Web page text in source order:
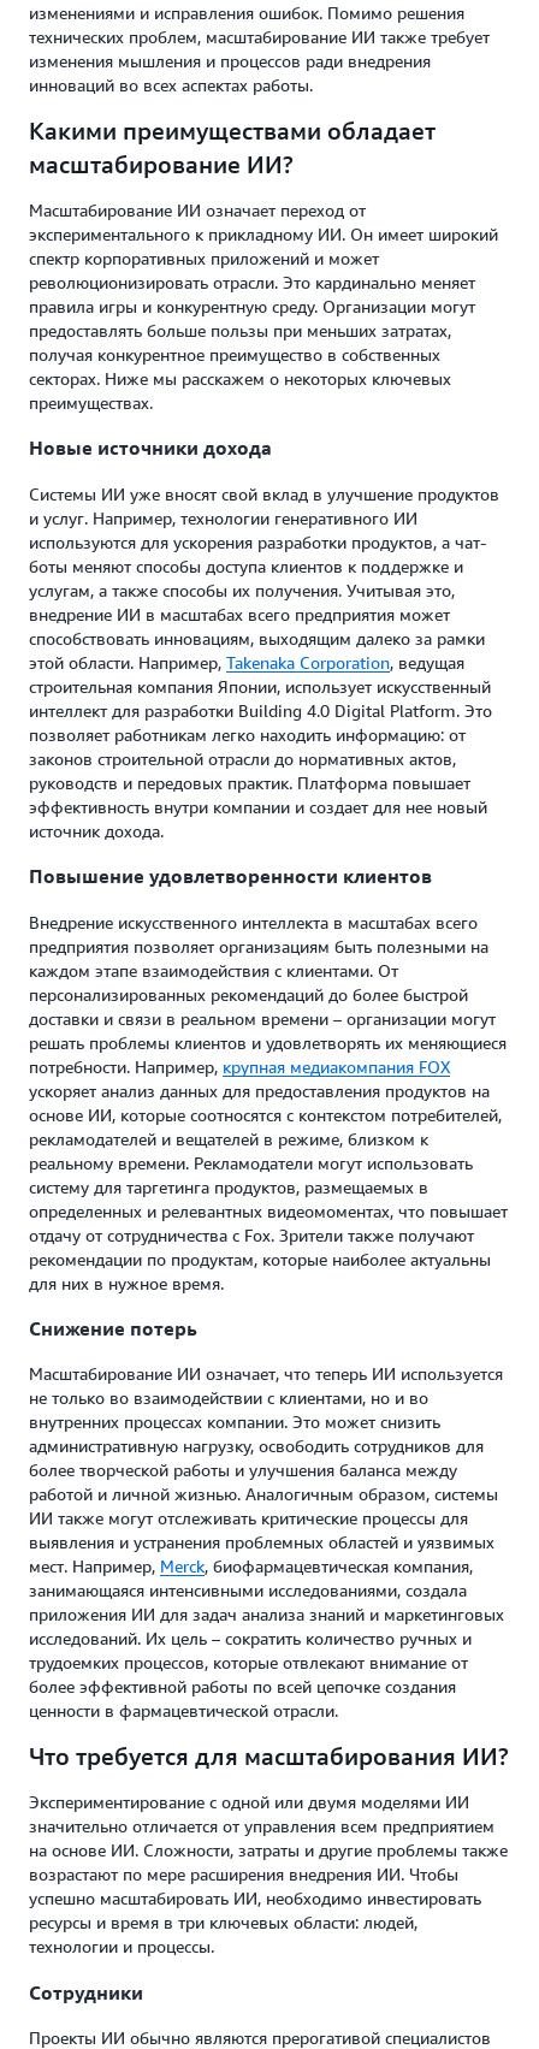
изменениями и исправления ошибок. Помимо решения
технических проблем, масштабирование ИИ также требует
изменения мышления и процессов ради внедрения
инноваций во всех аспектах работы.
Какими преимуществами обладает
масштабирование ИИ?
Масштабирование ИИ означает переход от
экспериментального к прикладному ИИ. Он имеет широкий
спектр корпоративных приложений и может
революционизировать отрасли. Это кардинально меняет
правила игры и конкурентную среду. Организации могут
предоставлять больше пользы при меньших затратах,
получая конкурентное преимущество в собственных
секторах. Ниже мы расскажем о некоторых ключевых
преимуществах.
Новые источники дохода
Системы ИИ уже вносят свой вклад в улучшение продуктов
и услуг. Например, технологии генеративного ИИ
используются для ускорения разработки продуктов, а чат-
боты меняют способы доступа клиентов к поддержке и
услугам, а также способы их получения. Учитывая это,
внедрение ИИ в масштабах всего предприятия может
способствовать инновациям, выходящим далеко за рамки
этой области. Например, Takenaka Corporation, ведущая
строительная компания Японии, использует искусственный
интеллект для разработки Building 4.0 Digital Platform. Это
позволяет работникам легко находить информацию: от
законов строительной отрасли до нормативных актов,
руководств и передовых практик. Платформа повышает
эффективность внутри компании и создает для нее новый
источник дохода.
Повышение удовлетворенности клиентов
Внедрение искусственного интеллекта в масштабах всего
предприятия позволяет организациям быть полезными на
каждом этапе взаимодействия с клиентами. От
персонализированных рекомендаций до более быстрой
доставки и связи в реальном времени – организации могут
решать проблемы клиентов и удовлетворять их меняющиеся
потребности. Например, крупная медиакомпания FOX
ускоряет анализ данных для предоставления продуктов на
основе ИИ, которые соотносятся с контекстом потребителей,
рекламодателей и вещателей в режиме, близком к
реальному времени. Рекламодатели могут использовать
систему для таргетинга продуктов, размещаемых в
определенных и релевантных видеомоментах, что повышает
отдачу от сотрудничества с Fox. Зрители также получают
рекомендации по продуктам, которые наиболее актуальны
для них в нужное время.
Снижение потерь
Масштабирование ИИ означает, что теперь ИИ используется
не только во взаимодействии с клиентами, но и во
внутренних процессах компании. Это может снизить
административную нагрузку, освободить сотрудников для
более творческой работы и улучшения баланса между
работой и личной жизнью. Аналогичным образом, системы
ИИ также могут отслеживать критические процессы для
выявления и устранения проблемных областей и уязвимых
мест. Например, Merck, биофармацевтическая компания,
занимающаяся интенсивными исследованиями, создала
приложения ИИ для задач анализа знаний и маркетинговых
исследований. Их цель – сократить количество ручных и
трудоемких процессов, которые отвлекают внимание от
более эффективной работы по всей цепочке создания
ценности в фармацевтической отрасли.
Что требуется для масштабирования ИИ?
Экспериментирование с одной или двумя моделями ИИ
значительно отличается от управления всем предприятием
на основе ИИ. Сложности, затраты и другие проблемы также
возрастают по мере расширения внедрения ИИ. Чтобы
успешно масштабировать ИИ, необходимо инвестировать
ресурсы и время в три ключевых области: людей,
технологии и процессы.
Сотрудники
Проекты ИИ обычно являются прерогативой специалистов